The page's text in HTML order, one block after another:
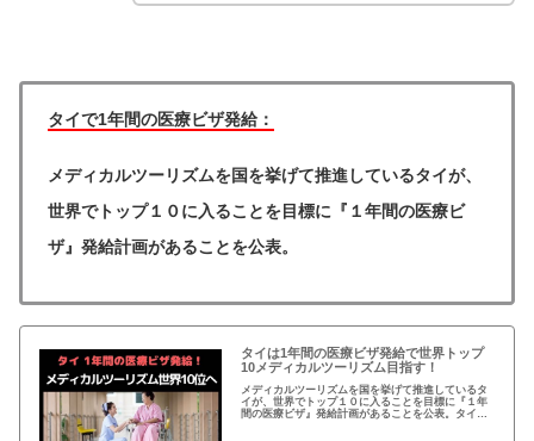
タイで1年間の医療ビザ発給：
メディカルツーリズムを国を挙げて推進しているタイが、
世界でトップ１０に入ることを目標に『１年間の医療ビ
ザ』発給計画があることを公表。
タイは1年間の医療ビザ発給で世界トップ
10メディカルツーリズム目指す！
メディカルツーリズムを国を挙げて推進しているタ
イが、世界でトップ１０に入ることを目標に『１年
間の医療ビザ』発給計画があることを公表。タイは1